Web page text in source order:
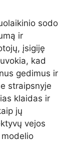
sodo
ir
įsigiję
kad
gedimus ir
straipsnyje
klaidas ir
jų
vejos